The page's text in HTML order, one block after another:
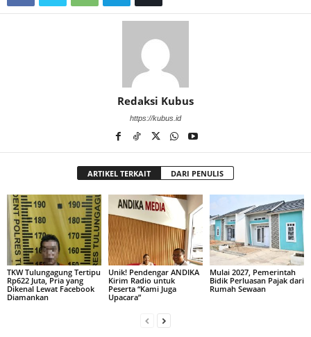
Redaksi Kubus
https://kubus.id
ARTIKEL TERKAIT DARI PENULIS
TKW Tulungagung Tertipu
Rp622 Juta, Pria yang
Dikenal Lewat Facebook
Diamankan
Unik! Pendengar ANDIKA
Kirim Radio untuk
Peserta “Kami Juga
Upacara”
Mulai 2027, Pemerintah
Bidik Perluasan Pajak dari
Rumah Sewaan